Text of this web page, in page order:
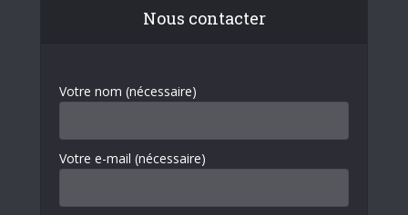
Nous contacter
Votre nom (nécessaire)
Votre e-mail (nécessaire)